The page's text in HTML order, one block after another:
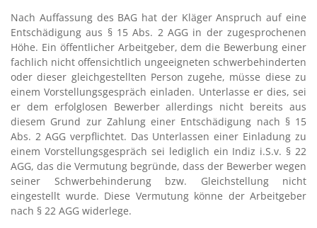
Nach Auffassung des BAG hat der Kläger Anspruch auf eine
Entschädigung aus § 15 Abs. 2 AGG in der zugesprochenen
Höhe. Ein öffentlicher Arbeitgeber, dem die Bewerbung einer
fachlich nicht offensichtlich ungeeigneten schwerbehinderten
oder dieser gleichgestellten Person zugehe, müsse diese zu
einem Vorstellungsgespräch einladen. Unterlasse er dies, sei
er dem erfolglosen Bewerber allerdings nicht bereits aus
diesem Grund zur Zahlung einer Entschädigung nach § 15
Abs. 2 AGG verpflichtet. Das Unterlassen einer Einladung zu
einem Vorstellungsgespräch sei lediglich ein Indiz i.S.v. § 22
AGG, das die Vermutung begründe, dass der Bewerber wegen
seiner Schwerbehinderung bzw. Gleichstellung nicht
eingestellt wurde. Diese Vermutung könne der Arbeitgeber
nach § 22 AGG widerlege.